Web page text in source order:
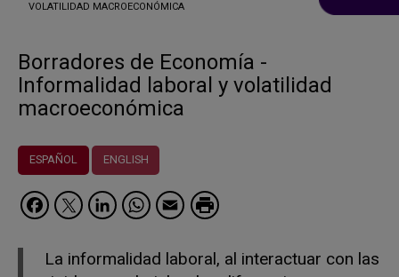
VOLATILIDAD MACROECONÓMICA
Borradores de Economía -
Informalidad laboral y volatilidad
macroeconómica
ESPAÑOL ENGLISH
Facebook
Twitter
LinkedIn
WhatsApp
Email
La informalidad laboral, al interactuar con las